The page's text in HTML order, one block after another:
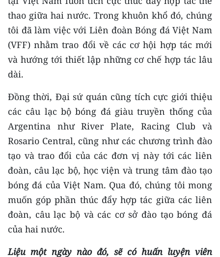
thao giữa hai nước. Trong khuôn khổ đó, chúng
tôi đã làm việc với Liên đoàn Bóng đá Việt Nam
(VFF) nhằm trao đổi về các cơ hội hợp tác mới
và hướng tới thiết lập những cơ chế hợp tác lâu
dài.
Đồng thời, Đại sứ quán cũng tích cực giới thiệu
các câu lạc bộ bóng đá giàu truyền thống của
Argentina như River Plate, Racing Club và
Rosario Central, cũng như các chương trình đào
tạo và trao đổi của các đơn vị này tới các liên
đoàn, câu lạc bộ, học viện và trung tâm đào tạo
bóng đá của Việt Nam. Qua đó, chúng tôi mong
muốn góp phần thúc đẩy hợp tác giữa các liên
đoàn, câu lạc bộ và các cơ sở đào tạo bóng đá
của hai nước.
Liệu một ngày nào đó, sẽ có huấn luyện viên